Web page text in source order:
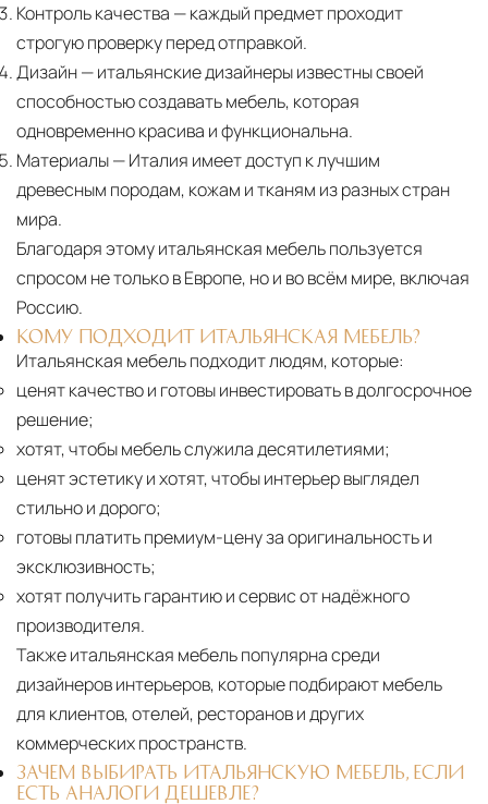
Контроль качества — каждый предмет проходит
строгую проверку перед отправкой.
Дизайн— итальянские дизайнеры известны своей
способностью создавать мебель, которая
одновременно красива и функциональна.
Материалы— Италия имеет доступ к лучшим
древесным породам, кожам и тканям из разных стран
мира.
Благодаря этому итальянская мебель пользуется
спросом не только в Европе, но и во всём мире, включая
Россию.
КОМУ ПОДХОДИТ ИТАЛЬЯНСКАЯ МЕБЕЛЬ?
Итальянская мебель подходит людям, которые:
ценят качество и готовы инвестировать в долгосрочное
решение;
хотят, чтобы мебель служила десятилетиями;
ценят эстетику и хотят, чтобы интерьер выглядел
стильно и дорого;
готовы платить премиум-цену за оригинальность и
эксклюзивность;
хотят получить гарантию и сервис от надёжного
производителя.
Также итальянская мебель популярна среди
дизайнеров интерьеров, которые подбирают мебель
для клиентов, отелей, ресторанов и других
коммерческих пространств.
ЗАЧЕМ ВЫБИРАТЬ ИТАЛЬЯНСКУЮ МЕБЕЛЬ, ЕСЛИ
ЕСТЬ АНАЛОГИ ДЕШЕВЛЕ?